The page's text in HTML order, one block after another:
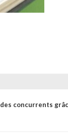
concurrents